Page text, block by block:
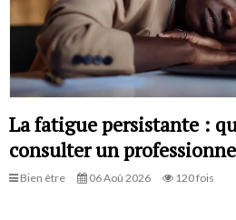
La fatigue persistante :
consulter un
Bien être 06 Aoû 2026 120 fois